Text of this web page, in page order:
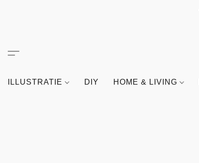
ILLUSTRATIE DIY HOME & LIVING